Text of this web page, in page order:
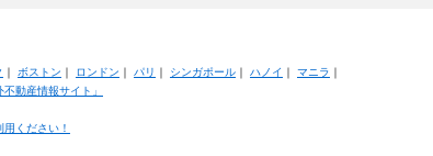
ボストン ロンドン パリ シンガポール｜ ハノイ マニラ
動産情報サイト」
ください！